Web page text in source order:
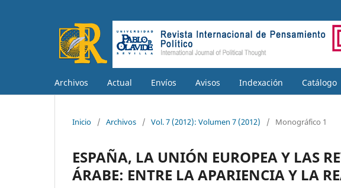
Archivos Actual Envíos Avisos Indexación Catálogo
Inicio / Archivos / Vol. 7 (2012): Volumen 7 (2012) / Monográfico 1
ESPAÑA, LA UNIÓN EUROPEA Y LAS
ÁRABE: ENTRE LA APARIENCIA Y LA